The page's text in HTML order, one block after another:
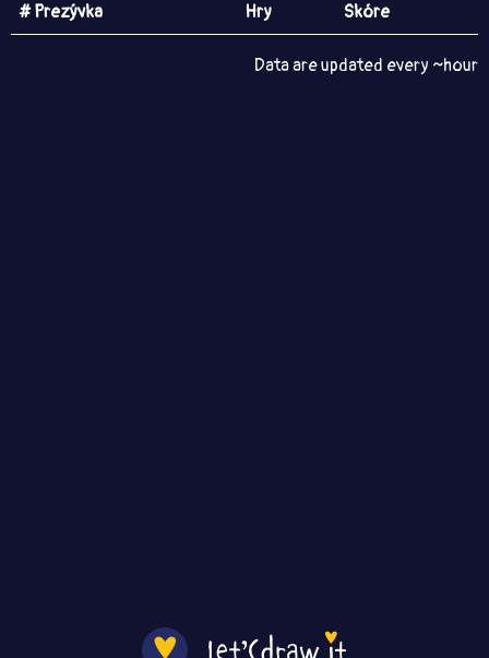
# Prezývka Hry Skóre
Data are updated every ~hour